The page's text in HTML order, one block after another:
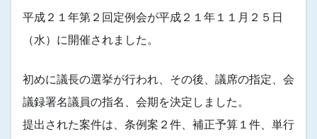
平成２１年第２回定例会が平成２１年１１月２５日
（水）に開催されました。
初めに議長の選挙が行われ、その後、議席の指定、会
議録署名議員の指名、会期を決定しました。
提出された案件は、条例案２件、補正予算１件、単行